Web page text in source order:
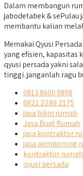
Dalam membangun
jabodetabek &
membantu kalian
Memakai Qyusi
yang efisien, kapasitas
qyusi persada yakni
tinggi. janganlah ragu
0813 8600 9898
0821 2289 2175
jasa bikin rumah
Jasa Buat Rumah
jasa kontraktor
jasa pemborong
kontraktor rumah
qyusi persada